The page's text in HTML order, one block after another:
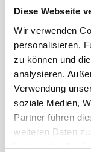
Diese Webseite
Wir verwenden
personalisieren,
zu können und
analysieren.
Verwendung
soziale Medien,
Partner führen
weiteren Daten
haben oder die